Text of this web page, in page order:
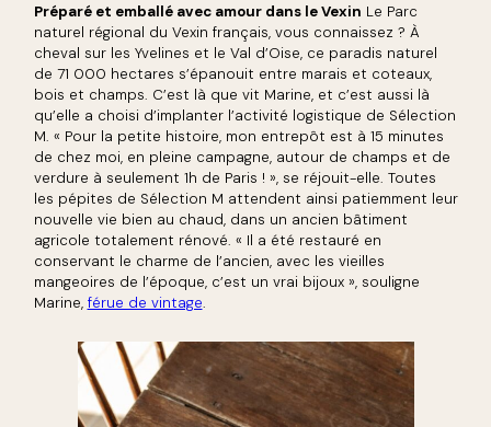
Préparé et emballé avec amour dans le Vexin Le Parc
naturel régional du Vexin français, vous connaissez ? À
cheval sur les Yvelines et le Val d’Oise, ce paradis naturel
de 71 000 hectares s’épanouit entre marais et coteaux,
bois et champs. C’est là que vit Marine, et c’est aussi là
qu’elle a choisi d’implanter l’activité logistique de Sélection
M. « Pour la petite histoire, mon entrepôt est à 15 minutes
de chez moi, en pleine campagne, autour de champs et de
verdure à seulement 1h de Paris ! », se réjouit-elle. Toutes
les pépites de Sélection M attendent ainsi patiemment leur
nouvelle vie bien au chaud, dans un ancien bâtiment
agricole totalement rénové. « Il a été restauré en
conservant le charme de l’ancien, avec les vieilles
mangeoires de l’époque, c’est un vrai bijoux », souligne
Marine, férue de vintage.